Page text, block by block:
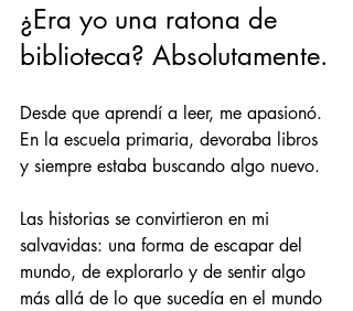
¿Era yo una ratona de
biblioteca? Absolutamente.
Desde que aprendí a leer, me apasionó.
En la escuela primaria, devoraba libros
y siempre estaba buscando algo nuevo.
Las historias se convirtieron en mi
salvavidas: una forma de escapar del
mundo, de explorarlo y de sentir algo
más allá de lo que sucedía en el mundo